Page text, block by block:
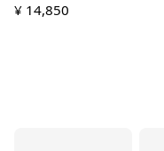
¥ 14,850